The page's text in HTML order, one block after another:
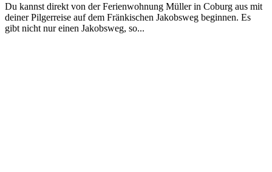
Du kannst direkt von der Ferienwohnung Müller in Coburg aus mit
deiner Pilgerreise auf dem Fränkischen Jakobsweg beginnen. Es
gibt nicht nur einen Jakobsweg, so...